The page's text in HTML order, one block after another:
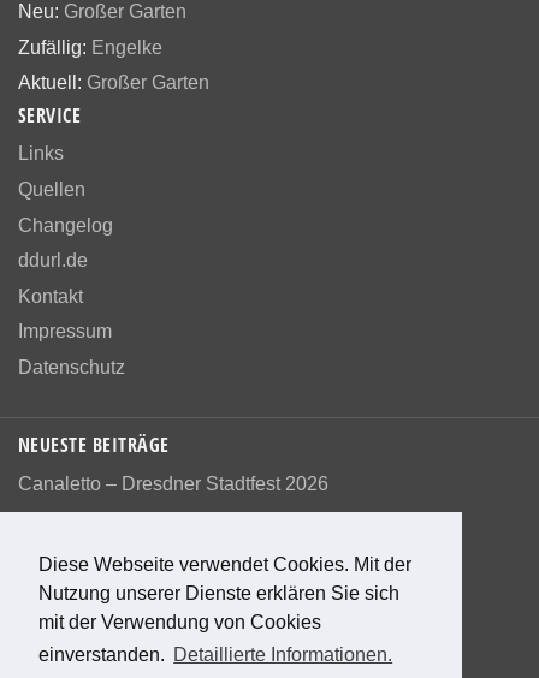
Diese Webseite verwendet Cookies. Mit der
Nutzung unserer Dienste erklären Sie sich
mit der Verwendung von Cookies
einverstanden. Detaillierte Informationen.
Neu: Großer Garten
Zufällig: Engelke
Aktuell: Großer Garten
SERVICE
Links
Quellen
Changelog
ddurl.de
Kontakt
Impressum
Datenschutz
NEUESTE BEITRÄGE
Canaletto – Dresdner Stadtfest 2026
Bewerte diese Seite